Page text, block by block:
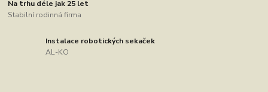
Na trhu déle jak 25 let
Stabilní rodinná firma
Instalace robotických sekaček
AL-KO